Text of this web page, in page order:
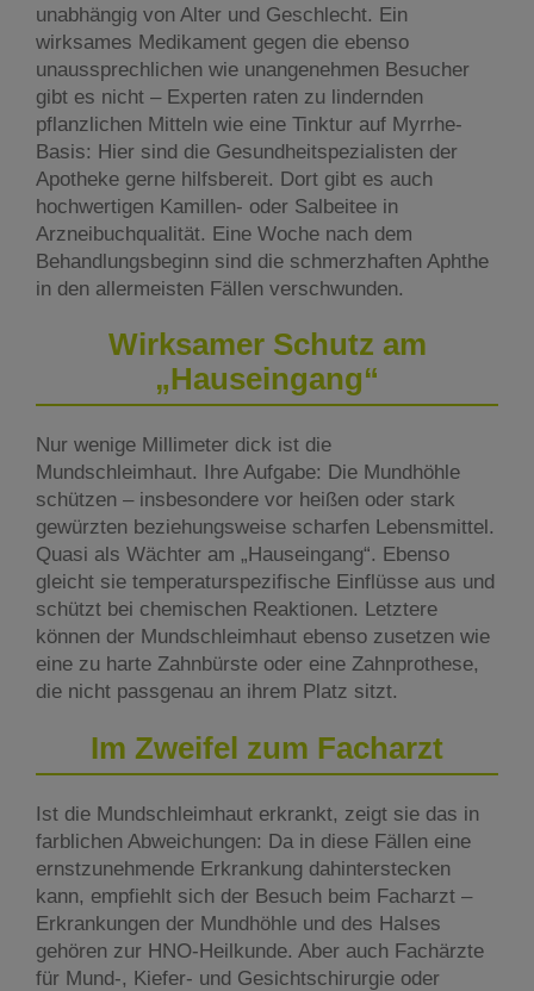
unabhängig von Alter und Geschlecht. Ein
wirksames Medikament gegen die ebenso
unaussprechlichen wie unangenehmen Besucher
gibt es nicht – Experten raten zu lindernden
pflanzlichen Mitteln wie eine Tinktur auf Myrrhe-
Basis: Hier sind die Gesundheitspezialisten der
Apotheke gerne hilfsbereit. Dort gibt es auch
hochwertigen Kamillen- oder Salbeitee in
Arzneibuchqualität. Eine Woche nach dem
Behandlungsbeginn sind die schmerzhaften Aphthe
in den allermeisten Fällen verschwunden.
Wirksamer Schutz am
„Hauseingang“
Nur wenige Millimeter dick ist die
Mundschleimhaut. Ihre Aufgabe: Die Mundhöhle
schützen – insbesondere vor heißen oder stark
gewürzten beziehungsweise scharfen Lebensmittel.
Quasi als Wächter am „Hauseingang“. Ebenso
gleicht sie temperaturspezifische Einflüsse aus und
schützt bei chemischen Reaktionen. Letztere
können der Mundschleimhaut ebenso zusetzen wie
eine zu harte Zahnbürste oder eine Zahnprothese,
die nicht passgenau an ihrem Platz sitzt.
Im Zweifel zum Facharzt
Ist die Mundschleimhaut erkrankt, zeigt sie das in
farblichen Abweichungen: Da in diese Fällen eine
ernstzunehmende Erkrankung dahinterstecken
kann, empfiehlt sich der Besuch beim Facharzt –
Erkrankungen der Mundhöhle und des Halses
gehören zur HNO-Heilkunde. Aber auch Fachärzte
für Mund-, Kiefer- und Gesichtschirurgie oder